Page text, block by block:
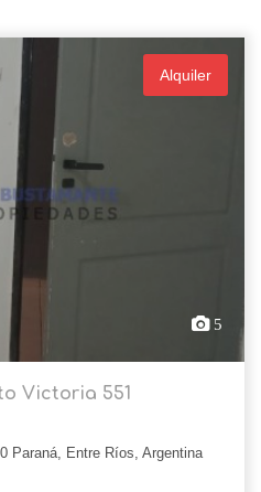
Alquiler
5
Victoria 551
Paraná, Entre Ríos, Argentina